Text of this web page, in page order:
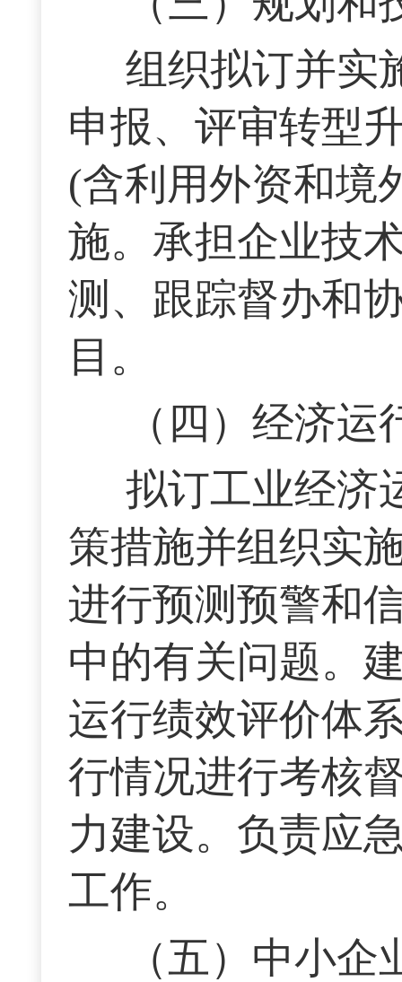
组织拟订并实
申报、评审转型
(含利用外资和境
施。承担企业技
测、跟踪督办和
目。
（四）经济
拟订工业经济
策措施并组织实
进行预测预警和
中的有关问题。
运行绩效评价体
行情况进行考核
力建设。负责应
工作。
（五）中小